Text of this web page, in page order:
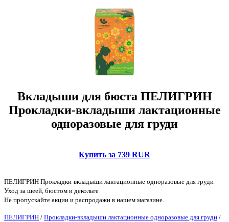
Вкладыши для бюста ПЕЛИГРИН
Прокладки-вкладыши лактационные
одноразовые для груди
Купить за 739 RUR
ПЕЛИГРИН Прокладки-вкладыши лактационные одноразовые для груди
Уход за шеей, бюстом и декольте
Не пропускайте акции и распродажи в нашем магазине.
ПЕЛИГРИН / Прокладки-вкладыши лактационные одноразовые для груди /